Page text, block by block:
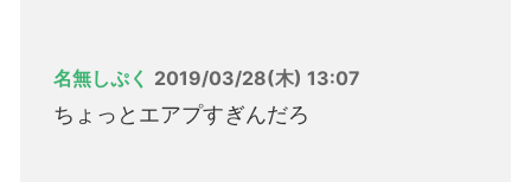
名無しぷく 2019/03/28(木) 13:07
ちょっとエアプすぎんだろ